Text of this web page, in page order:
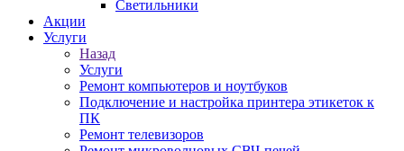
Светильники
Акции
Услуги
Назад
Услуги
Ремонт компьютеров и ноутбуков
Подключение и настройка принтера этикеток к
ПК
Ремонт телевизоров